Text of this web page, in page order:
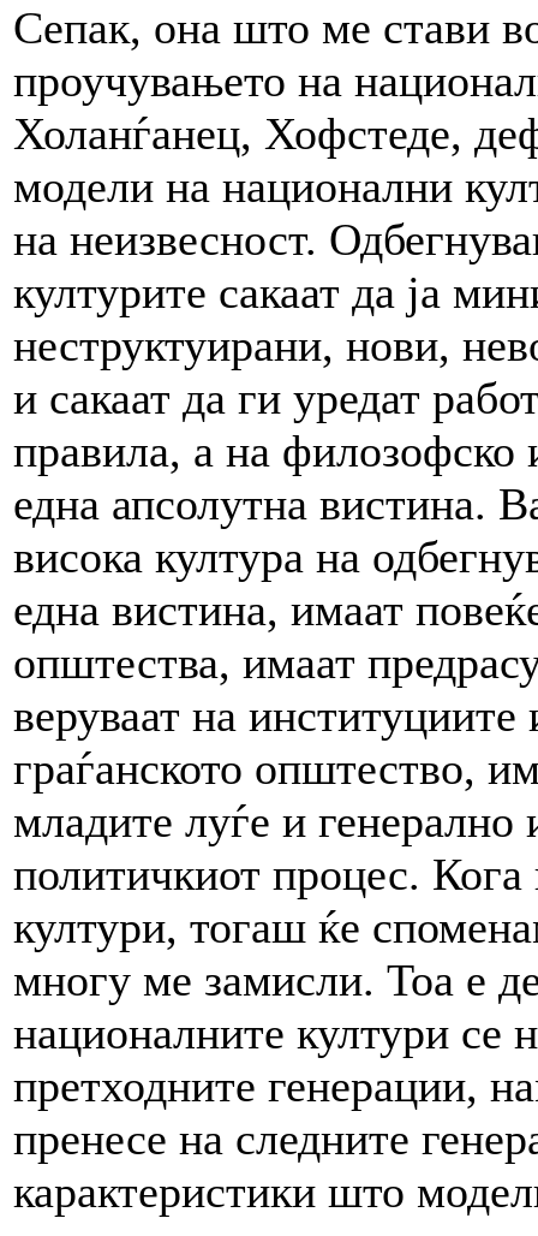
Сепак, она што ме стави
проучувањето на
Холанѓанец, Хофстеде,
модели на национални
на неизвесност.
културите сакаат да ја
неструктуирани, нови,
и сакаат да ги уредат
правила, а на филозофско
една апсолутна вистина.
висока култура на
една вистина, имаат
општества, имаат
веруваат на
граѓанското општество,
младите луѓе и генерално
политичкиот процес.
култури, тогаш ќе
многу ме замисли. Тоа е
националните култури се
претходните генерации,
пренесе на следните
карактеристики што